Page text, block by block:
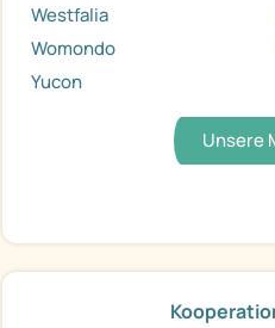
Westfalia
Womondo
Yucon
Unsere